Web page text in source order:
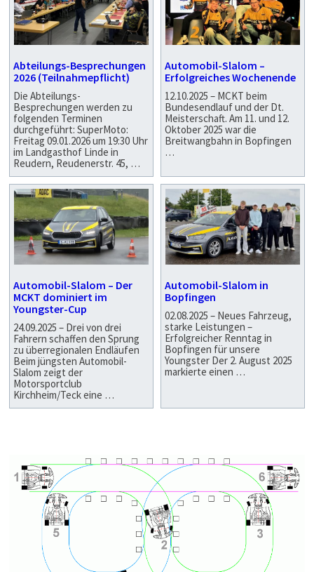
Abteilungs-Besprechungen
2026 (Teilnahmepflicht)
Die Abteilungs-
Besprechungen werden zu
folgenden Terminen
durchgeführt: SuperMoto:
Freitag 09.01.2026 um 19:30 Uhr
im Landgasthof Linde in
Reudern, Reudenerstr. 45, …
Automobil-Slalom –
Erfolgreiches Wochenende
12.10.2025 – MCKT beim
Bundesendlauf und der Dt.
Meisterschaft. Am 11. und 12.
Oktober 2025 war die
Breitwangbahn in Bopfingen
…
Automobil-Slalom – Der
MCKT dominiert im
Youngster-Cup
24.09.2025 – Drei von drei
Fahrern schaffen den Sprung
zu überregionalen Endläufen
Beim jüngsten Automobil-
Slalom zeigt der
Motorsportclub
Kirchheim/Teck eine …
Automobil-Slalom in
Bopfingen
02.08.2025 – Neues Fahrzeug,
starke Leistungen –
Erfolgreicher Renntag in
Bopfingen für unsere
Youngster Der 2. August 2025
markierte einen …